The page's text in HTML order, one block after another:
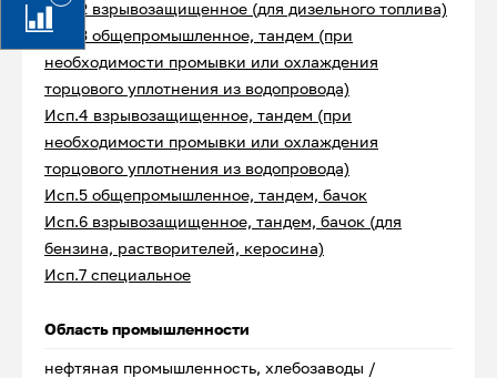
Исп.2 взрывозащищенное (для дизельного топлива)
Исп.3 общепромышленное, тандем (при
необходимости промывки или охлаждения
торцового уплотнения из водопровода)
Исп.4 взрывозащищенное, тандем (при
необходимости промывки или охлаждения
торцового уплотнения из водопровода)
Исп.5 общепромышленное, тандем, бачок
Исп.6 взрывозащищенное, тандем, бачок (для
бензина, растворителей, керосина)
Исп.7 специальное
Область промышленности
нефтяная промышленность, хлебозаводы /